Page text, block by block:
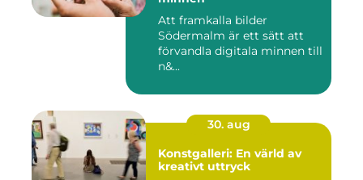
Att framkalla bilder
Södermalm är ett sätt att
förvandla digitala minnen till
n&...
30. aug
Konstgalleri: En värld av
kreativt uttryck